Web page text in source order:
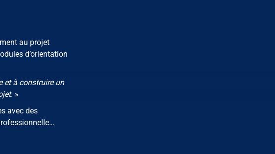
au projet
d’orientation
et à construire un
»
avec des